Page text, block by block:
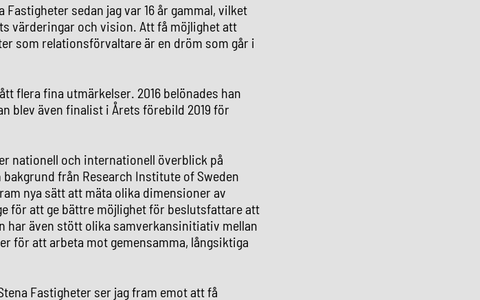
sedan jag var 16 år gammal, vilket
värderingar och vision. Att få möjlighet att
som relationsförvaltare är en dröm som går i
flera fina utmärkelser. 2016 belönades han
blev även finalist i Årets förebild 2019 för
nationell och internationell överblick på
från Research Institute of Sweden
nya sätt att mäta olika dimensioner av
för att ge bättre möjlighet för beslutsfattare att
har även stött olika samverkansinitiativ mellan
för att arbeta mot gemensamma, långsiktiga
Fastigheter ser jag fram emot att få